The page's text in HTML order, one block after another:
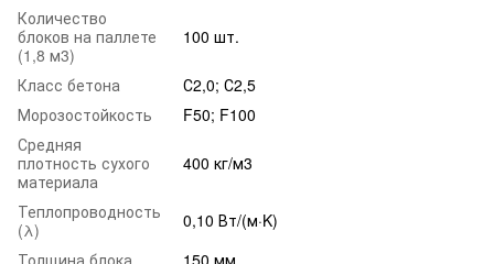
Количество
блоков на паллете
(1,8 м3)
100 шт.
Класс бетона
С2,0; С2,5
Морозостойкость
F50; F100
Средняя
плотность сухого
материала
400 кг/м3
Теплопроводность
(λ)
0,10 Вт/(м·K)
Толщина блока
150 мм